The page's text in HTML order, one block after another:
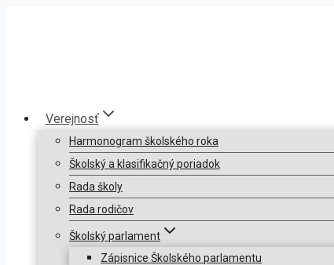
Verejnosť
Harmonogram školského roka
Školský a klasifikačný poriadok
Rada školy
Rada rodičov
Školský parlament
Zápisnice Školského parlamentu